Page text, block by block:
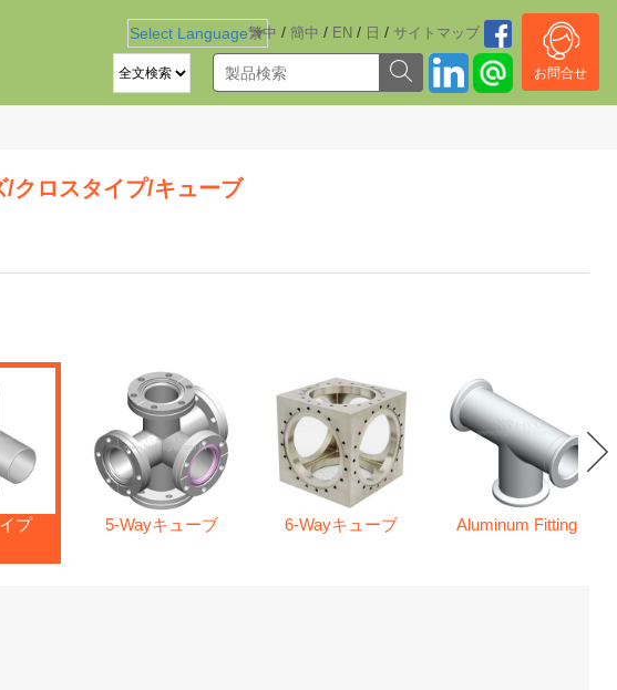
繁中 / 簡中 / EN / 日 / サイトマッブ
Select Language ▼
お問合せ
/クロスタイプ/キューブ
プ 5-Wayキューブ 6-Wayキューブ Aluminum Fittings